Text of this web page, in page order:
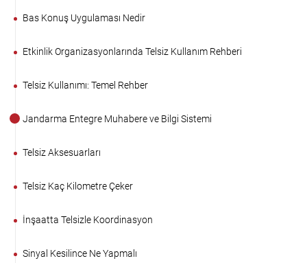
Bas Konuş Uygulaması Nedir
Etkinlik Organizasyonlarında Telsiz Kullanım Rehberi
Telsiz Kullanımı: Temel Rehber
Jandarma Entegre Muhabere ve Bilgi Sistemi
Telsiz Aksesuarları
Telsiz Kaç Kilometre Çeker
İnşaatta Telsizle Koordinasyon
Sinyal Kesilince Ne Yapmalı